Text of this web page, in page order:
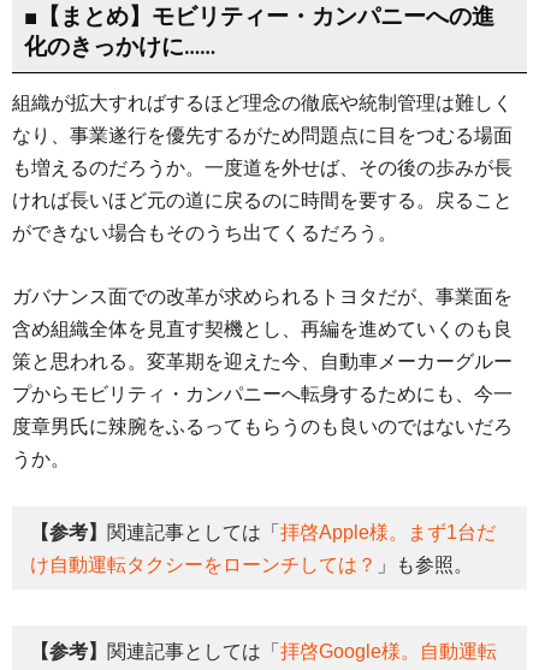
■【まとめ】モビリティー・カンパニーへの進
化のきっかけに……
組織が拡大すればするほど理念の徹底や統制管理は難しく
なり、事業遂行を優先するがため問題点に目をつむる場面
も増えるのだろうか。一度道を外せば、その後の歩みが長
ければ長いほど元の道に戻るのに時間を要する。戻ること
ができない場合もそのうち出てくるだろう。
ガバナンス面での改革が求められるトヨタだが、事業面を
含め組織全体を見直す契機とし、再編を進めていくのも良
策と思われる。変革期を迎えた今、自動車メーカーグルー
プからモビリティ・カンパニーへ転身するためにも、今一
度章男氏に辣腕をふるってもらうのも良いのではないだろ
うか。
【参考】 関連記事としては「 拝啓Apple様。まず1台だ
け自動運転タクシーをローンチしては？ 」も参照。
【参考】 関連記事としては「 拝啓Google様。自動運転